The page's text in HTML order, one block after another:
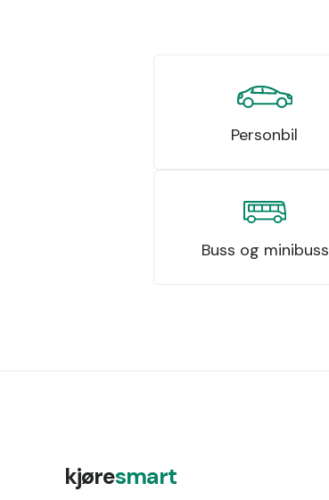
Personbil
Buss og minibuss
kjøresmart